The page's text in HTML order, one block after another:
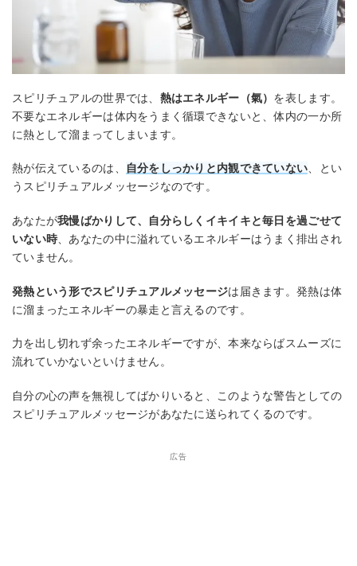
スピリチュアルの世界では、 熱はエネルギー（氣） を表します。
不要なエネルギーは体内をうまく循環できないと、体内の一か所
に熱として溜まってしまいます。
熱が伝えているのは、 自分をしっかりと内観できていない、とい
うスピリチュアルメッセージなのです。
あなたが我慢ばかりして、自分らしくイキイキと毎日を過ごせて
いない時 、あなたの中に溢れているエネルギーはうまく排出され
ていません。
発熱という形でスピリチュアルメッセージは届きます。発熱は体
に溜まったエネルギーの暴走と言えるのです。
力を出し切れず余ったエネルギーですが、本来ならばスムーズに
流れていかないといけません。
自分の心の声を無視してばかりいると、このような警告としての
スピリチュアルメッセージがあなたに送られてくるのです。
広告